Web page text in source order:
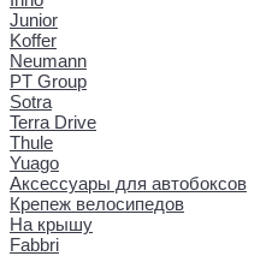
Junior
Koffer
Neumann
PT Group
Sotra
Terra Drive
Thule
Yuago
Аксессуары для автобоксов
Крепеж велосипедов
На крышу
Fabbri